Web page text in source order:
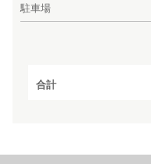
駐車場
合計